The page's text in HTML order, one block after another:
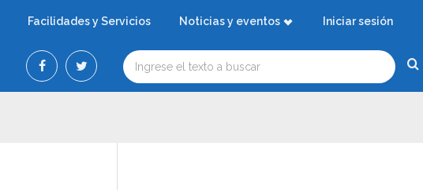
Facilidades y Servicios Noticias y eventos Iniciar sesión